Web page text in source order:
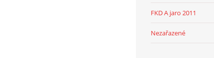
FKD A jaro 2011
Nezařazené